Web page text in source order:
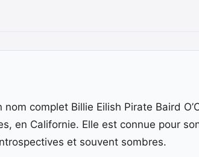
nom complet Billie Eilish Pirate Baird
en Californie. Elle est connue pour
et souvent sombres.